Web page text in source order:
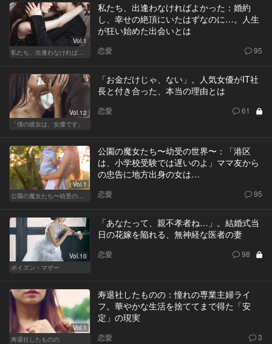
Vol.1
私たち、出逢わなければよかった
私たち、出逢わなければよかった：婚約
し、幸せの絶頂にいたはずなのに…。人生
が狂い始めた出会いとは
恋愛 95
Vol.12
「僕の彼女は、女優です」
「お金だけじゃ、ない」。人気女優がIT社
長と付き合った、本当の理由とは
恋愛 61
Vol.1
公園の魔女たち〜幼受の世界〜
公園の魔女たち〜幼受の世界〜：「港区
は、小学校受験では遅いのよ」ママ友から
の忠告に地方出身の女は…
恋愛 95
Vol.10
ポイズン・マザー
「あなたって、親不孝者ね…」。結婚式当
日の花嫁を陥れる、無神経な医者の妻
恋愛 98
Vol.1
寿退社したものの
寿退社したものの：憧れの専業主婦ライ
フ。華やかな生活を捨ててまで得た「安
定」の現実
恋愛 3